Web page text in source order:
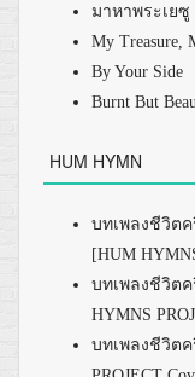
มาหาพระเยซู
My Treasure,
By Your Side
Burnt But
HUM HYMN
บทเพลงชีวิต
[HUM
บทเพลงชีวิตค
HYMNS
บทเพลงชีวิตค